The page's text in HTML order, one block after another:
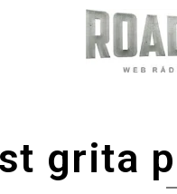
grita